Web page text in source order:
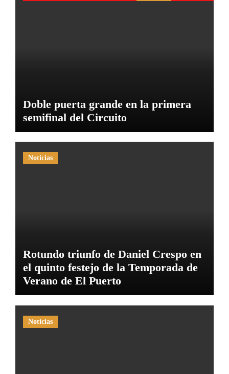
Doble puerta grande en la primera
semifinal del Circuito
Noticias
Rotundo triunfo de Daniel Crespo en
el quinto festejo de la Temporada de
Verano de El Puerto
Noticias